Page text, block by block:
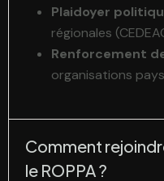
Plaidoyer
régionales
Renforcement
organisations
Comment
le ROPPA ?